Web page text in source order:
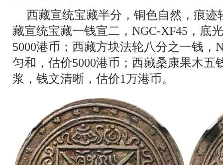
西藏宣统宝藏半分，铜色自然，痕迹
藏宣统宝藏一钱宣二，NGC-XF45，底
5000港币；西藏方块法轮八分之一钱，
匀和，估价5000港币；西藏桑康果木五
浆，钱文清晰，估价1万港币。